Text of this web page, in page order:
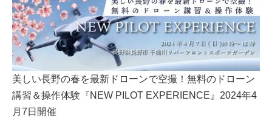
美しい長野の春を最新ドローンで空撮！無料のドローン
講習＆操作体験『NEW PILOT EXPERIENCE』2024年4
月7日開催